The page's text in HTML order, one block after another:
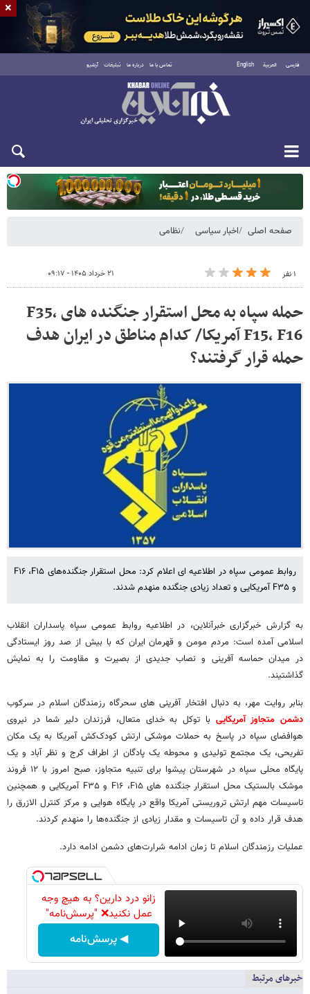
فارسی العربية English تماس با ما درباره ما تبلیغات آرشیو
یکشنبه ۱۸ مرداد ۱۴۰۵
صفحه اصلی اخبار سیاسی نظامی
۱ نفر ۲۱ خرداد ۱۴۰۵ - ۰۹:۱۷
حمله سپاه به محل استقرار جنگنده های F35،
F15، F16 آمریکا/ کدام مناطق در ایران هدف
حمله قرار گرفتند؟
روابط عمومی سپاه در اطلاعیه ای اعلام کرد: محل استقرار جنگنده‌های F۱۶ ،F۱۵
و F۳۵ آمریکایی و تعداد زیادی جنگنده منهدم شدند.
به گزارش خبرگزاری خبرآنلاین، در اطلاعیه روابط عمومی سپاه پاسداران انقلاب
اسلامی آمده است: مردم مومن و قهرمان ایران که با بیش از صد روز ایستادگی
در میدان حماسه آفرینی و نصاب جدیدی از بصیرت و مقاومت را به نمایش
گذاشتیند.
بنابر روایت مهر، به دنبال افتخار آفرینی های سحرگاه رزمندگان اسلام در سرکوب
دشمن متجاوز آمریکایی با توکل به خدای متعال، فرزندان دلیر شما در نیروی
هوافضای سپاه در پاسخ به حملات موشکی ارتش کودک‌کش آمریکا به یک مکان
تفریحی، یک مجتمع تولیدی و محوطه یک پادگان از اطراف کرج و نظر آباد و یک
پایگاه محلی سپاه در شهرستان پیشوا برای تنبیه متجاوز، صبح امروز با ۱۲ فروند
موشک بالستیک محل استقرار جنگنده های F۱۶ ،F۱۵ و F۳۵ آمریکایی و همچنین
تاسیسات مهم ارتش تروریستی آمریکا واقع در پایگاه هوایی و مرکز کنترل الازرق را
هدف قرار داده و آن تاسیسات و مقدار زیادی از جنگنده‌ها را منهدم کردند.
عملیات رزمندگان اسلام تا زمان ادامه شرارت‌های دشمن ادامه دارد.
زانو درد دارین؟ به هیچ وجه
عمل نکنید❌ "پرسش‌نامه"
◀ پرسش‌نامه
خبرهای مرتبط
×